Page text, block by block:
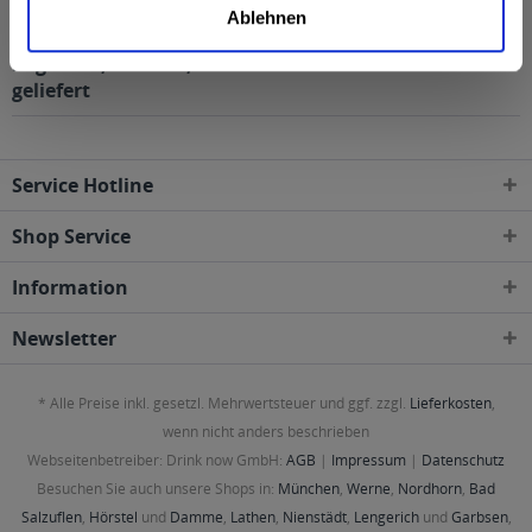
Ablehnen
Regionen, Städten, Orten und Postleitzahl-Gebieten
geliefert
Service Hotline
Shop Service
Information
Newsletter
* Alle Preise inkl. gesetzl. Mehrwertsteuer und ggf. zzgl. Lieferkosten,
wenn nicht anders beschrieben
Webseitenbetreiber: Drink now GmbH: AGB | Impressum | Datenschutz
Besuchen Sie auch unsere Shops in: München, Werne, Nordhorn, Bad
Salzuflen, Hörstel und Damme, Lathen, Nienstädt, Lengerichund Garbsen,